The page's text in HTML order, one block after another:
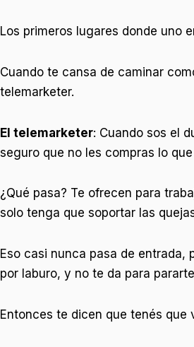
Los primeros lugares donde uno
Cuando te cansa de caminar
telemarketer.
El telemarketer: Cuando sos el
seguro que no les compras lo
¿Qué pasa? Te ofrecen para
solo tenga que soportar las
Eso casi nunca pasa de entrada,
por laburo, y no te da para
Entonces te dicen que tenés